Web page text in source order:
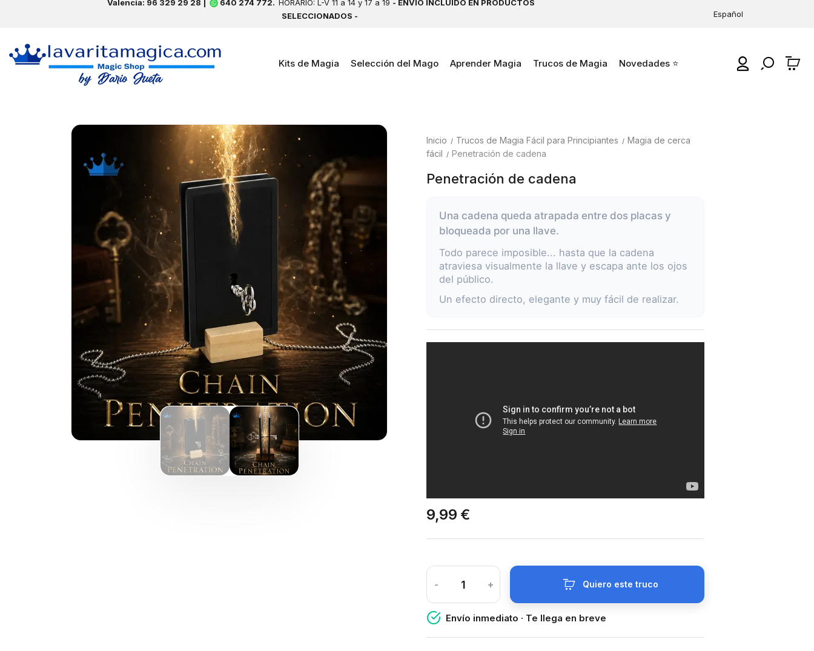
Español
Valencia: 96 329 29 28 | 640 274 772. HORARIO: L-V 11 a 14 y 17 a 19 - ENVÍO INCLUIDO EN PRODUCTOS
SELECCIONADOS -
Kits de Magia Selección del Mago Aprender Magia Trucos de Magia Novedades ⭐
Inicio Trucos de Magia Fácil para Principiantes
Magia de cerca
fácil
Penetración de cadena
Penetración de cadena
Una cadena queda atrapada entre dos placas y
bloqueada por una llave.
Todo parece imposible... hasta que la cadena
atraviesa visualmente la llave y escapa ante los ojos
del público.
Un efecto directo, elegante y muy fácil de realizar.
9,99 €
- + Quiero este truco
Envío inmediato · Te llega en breve